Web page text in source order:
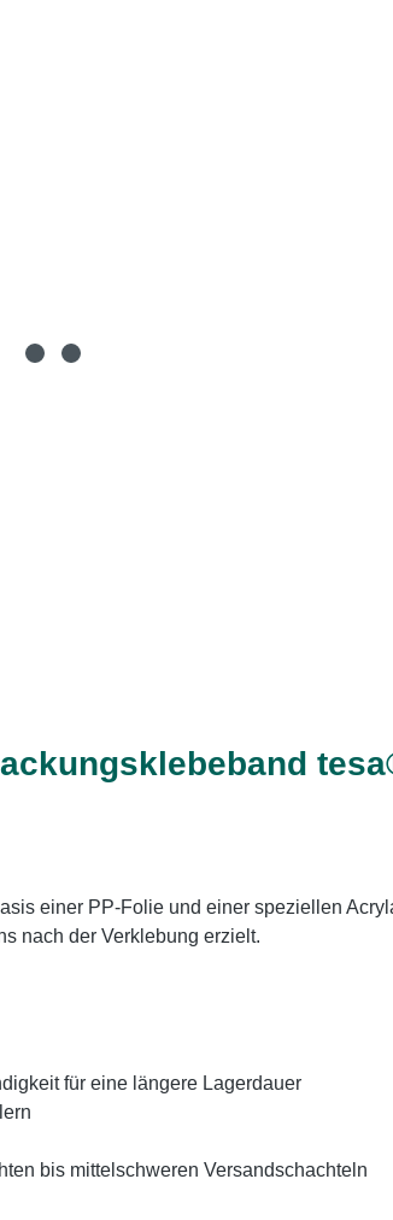
einer PP-Folie und einer speziellen
nach der Verklebung erzielt.
für eine längere Lagerdauer
bis mittelschweren Versandschachteln